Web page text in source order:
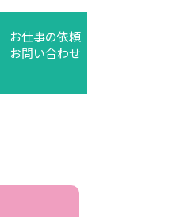
お仕事の依頼
お問い合わせ